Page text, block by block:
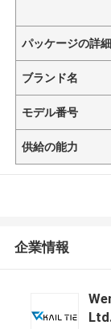
パッケージの詳細
ブランド名
モデル番号
供給の能力
企業情報